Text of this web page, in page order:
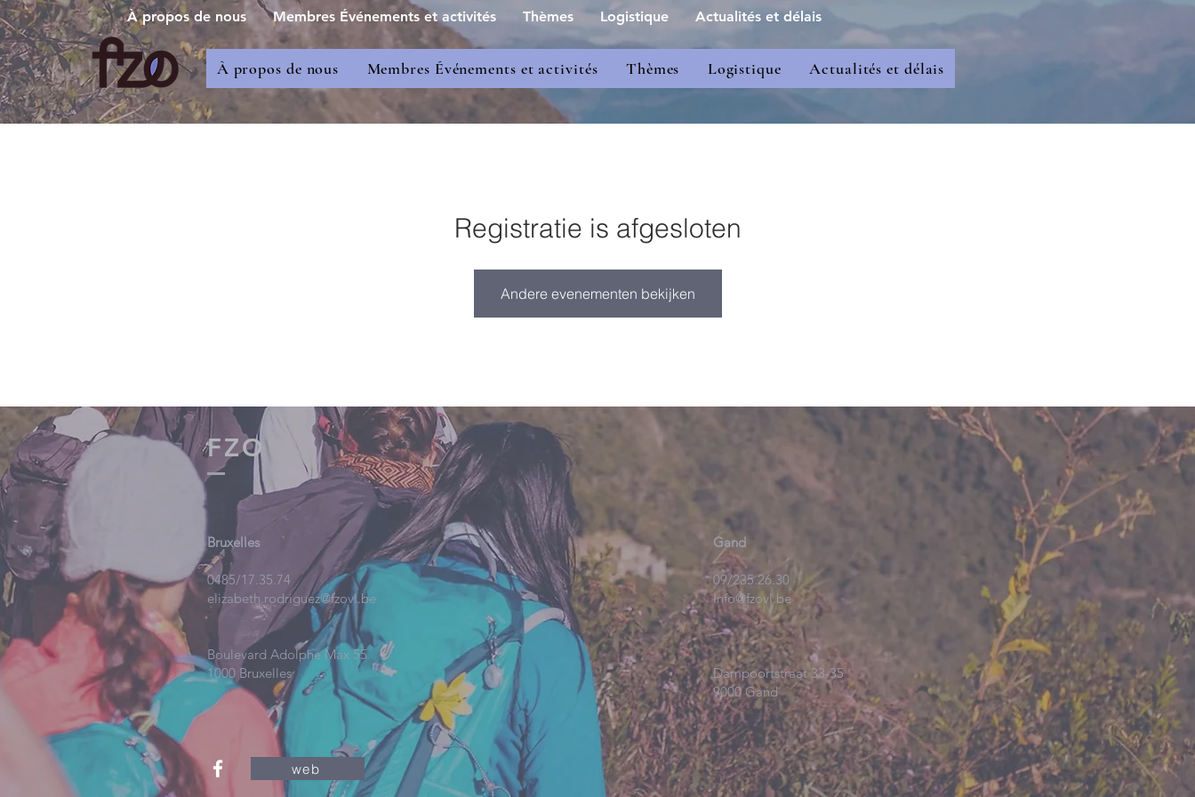
À propos de nous Membres Événements et activités Thèmes Logistique Actualités et délais
À propos de nous Membres Événements et activités Thèmes Logistique Actualités et délais
Registratie is afgesloten
Andere evenementen bekijken
FZO
Bruxelles
0485/17.35.74
elizabeth.rodriguez@fzovl.be
Boulevard Adolphe Max 55
1000 Bruxelles
web
Gand
09/235.26.30
Info@fzovl.be
Dampoortstraat 33-35
9000 Gand